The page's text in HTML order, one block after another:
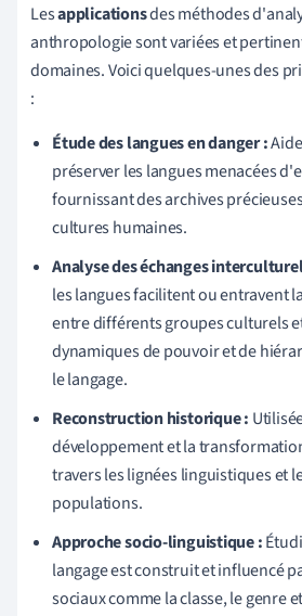
Lesapplicationsdes méthodes
anthropologie sont variées et
domaines. Voici quelques-unes des
:
Étude des langues en danger :
préserver les langues menacées
fournissant des archives
cultures humaines.
Analyse des échanges
les langues facilitent ou entravent
entre différents groupes culturels
dynamiques de pouvoir et de
le langage.
Reconstruction historique :
développement et la
travers les lignées linguistiques et
populations.
Approche socio-linguistique :
langage est construit et influencé
sociaux comme la classe, le genre